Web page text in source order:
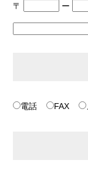
〒 ー
電話 FAX